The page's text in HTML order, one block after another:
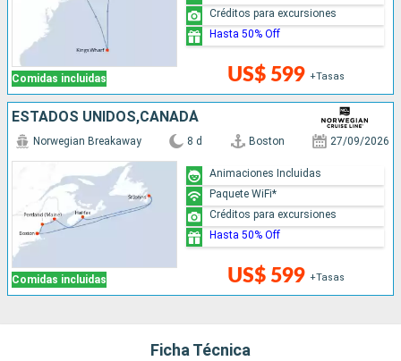
Comidas incluidas US$ 599 +Tasas
Créditos para excursiones
Hasta 50% Off
ESTADOS UNIDOS,CANADÁ
Comidas incluidas
Norwegian Breakaway 8 d Boston 27/09/2026
US$ 599 +Tasas
Animaciones Incluidas
Paquete WiFi*
Créditos para excursiones
Hasta 50% Off
Ficha Técnica